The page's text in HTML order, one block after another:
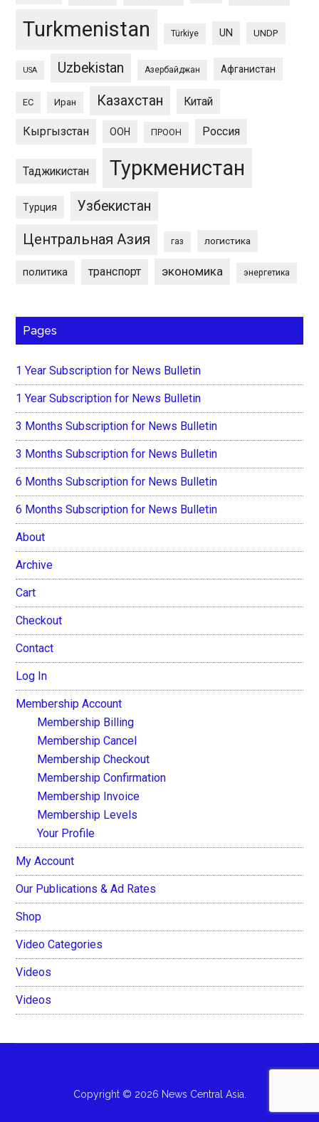
Turkmenistan Türkiye UN UNDP
USA Uzbekistan Азербайджан Афганистан
ЕС Иран Казахстан Китай
Кыргызстан ООН ПРООН Россия
Таджикистан Туркменистан
Турция Узбекистан
Центральная Азия газ логистика
политика транспорт экономика энергетика
Pages
1 Year Subscription for News Bulletin
1 Year Subscription for News Bulletin
3 Months Subscription for News Bulletin
3 Months Subscription for News Bulletin
6 Months Subscription for News Bulletin
6 Months Subscription for News Bulletin
About
Archive
Cart
Checkout
Contact
Log In
Membership Account
Membership Billing
Membership Cancel
Membership Checkout
Membership Confirmation
Membership Invoice
Membership Levels
Your Profile
My Account
Our Publications & Ad Rates
Shop
Video Categories
Videos
Videos
Copyright © 2026 News Central Asia.